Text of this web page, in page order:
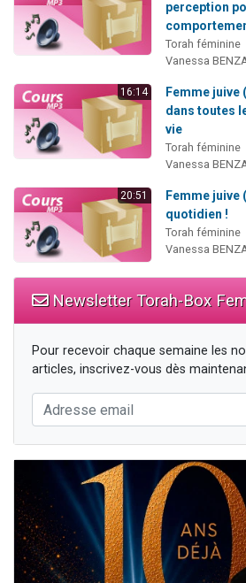
perception
Torah féminine
Vanessa
16:14
Femme juive
dans toutes
vie
Torah féminine
Vanessa
20:51
Femme juive
quotidien !
Torah féminine
Vanessa
Newsletter Torah-Box
Pour recevoir chaque semaine les
articles, inscrivez-vous dès